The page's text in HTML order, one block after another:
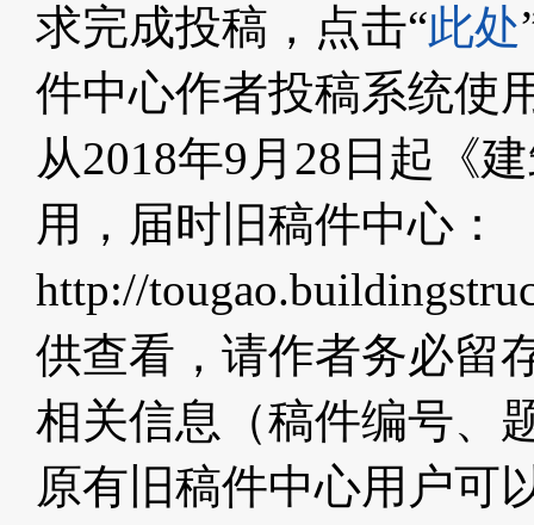
求完成投稿，点击“此处
件中心作者投稿系统使
从2018年9月28日起《
用，届时旧稿件中心：
http://
供查看，请作者务必留
相关信息（稿件编号、
原有旧稿件中心用户可